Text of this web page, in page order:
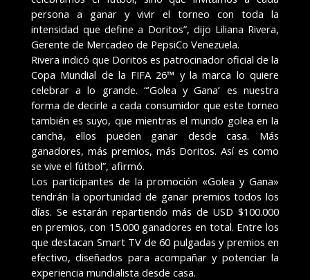
persona a ganar y vivir el torneo con toda la
intensidad que define a Doritos”, dijo Liliana Rivera,
Gerente de Mercadeo de PepsiCo Venezuela.
Rivera indicó que Doritos es patrocinador oficial de la
Copa Mundial de la FIFA 26™ y la marca lo quiere
celebrar a lo grande. “’Golea y Gana’ es nuestra
forma de decirle a cada consumidor que este torneo
también es suyo, que mientras el mundo golea en la
cancha, ellos pueden ganar desde casa. Más
ganadores, más premios, más Doritos. Así es como
se vive el fútbol”, afirmó.
Los participantes de la promoción «Golea y Gana»
tendrán la oportunidad de ganar premios todos los
días. Se estarán repartiendo más de USD $100.000
en premios, con 15.000 ganadores en total. Entre los
que destacan Smart TV de 60 pulgadas y premios en
efectivo, diseñados para acompañar y potenciar la
experiencia mundialista desde casa.